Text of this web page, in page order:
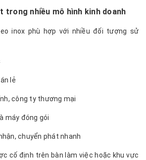
trong nhiều mô hình kinh doanh
inox phù hợp với nhiều đối tượng sử
lẻ
công ty thương mại
máy đóng gói
chuyển phát nhanh
cố định trên bàn làm việc hoặc khu vực